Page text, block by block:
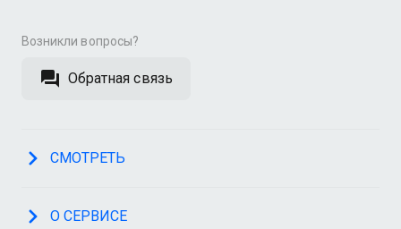
Возникли вопросы?
Обратная связь
СМОТРЕТЬ
О СЕРВИСЕ